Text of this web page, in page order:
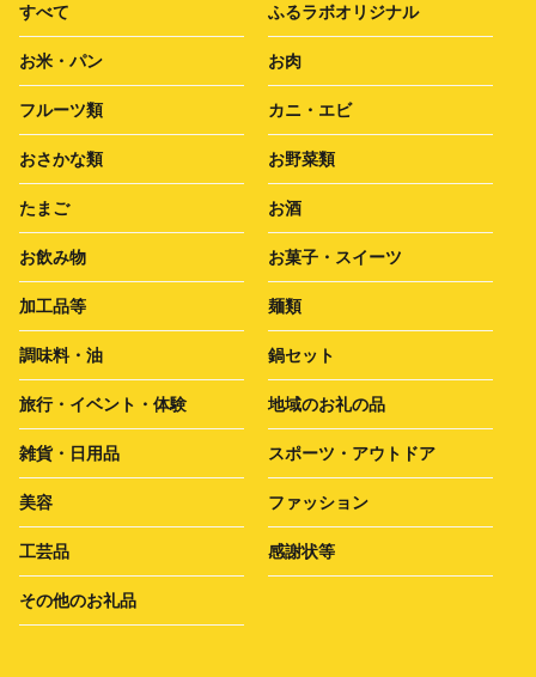
すべて ふるラボオリジナル
お米・パン お肉
フルーツ類 カニ・エビ
おさかな類 お野菜類
たまご お酒
お飲み物 お菓子・スイーツ
加工品等 麺類
調味料・油 鍋セット
旅行・イベント・体験 地域のお礼の品
雑貨・日用品 スポーツ・アウトドア
美容 ファッション
工芸品 感謝状等
その他のお礼品